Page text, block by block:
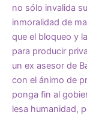
no sólo invalida
inmoralidad de
que el bloqueo y
para producir
un ex asesor de
con el ánimo de
ponga fin al
lesa humanidad,